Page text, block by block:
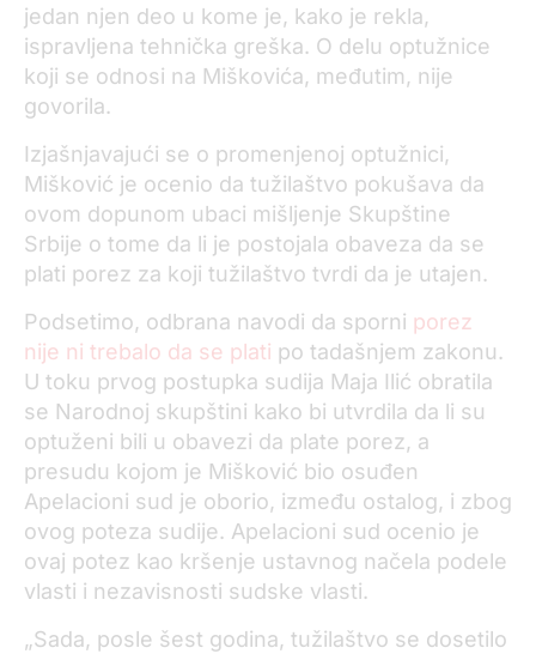
jedan njen deo u kome je, kako je rekla,
ispravljena tehnička greška. O delu optužnice
koji se odnosi na Miškovića, međutim, nije
govorila.
Izjašnjavajući se o promenjenoj optužnici,
Mišković je ocenio da tužilaštvo pokušava da
ovom dopunom ubaci mišljenje Skupštine
Srbije o tome da li je postojala obaveza da se
plati porez za koji tužilaštvo tvrdi da je utajen.
Podsetimo, odbrana navodi da sporni porez
nije ni trebalo da se plati po tadašnjem zakonu.
U toku prvog postupka sudija Maja Ilić obratila
se Narodnoj skupštini kako bi utvrdila da li su
optuženi bili u obavezi da plate porez, a
presudu kojom je Mišković bio osuđen
Apelacioni sud je oborio, između ostalog, i zbog
ovog poteza sudije. Apelacioni sud ocenio je
ovaj potez kao kršenje ustavnog načela podele
vlasti i nezavisnosti sudske vlasti.
„Sada, posle šest godina, tužilaštvo se dosetilo